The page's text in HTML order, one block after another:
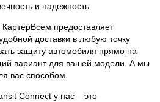
и надежность.
предоставляет
доставки в любую точку
защиту автомобиля прямо на
вариант для вашей модели. А мы
вас способом.
Connect у нас – это